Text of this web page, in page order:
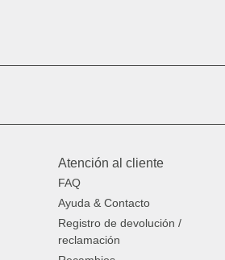
Atención al cliente
FAQ
Ayuda & Contacto
Registro de devolución /
reclamación